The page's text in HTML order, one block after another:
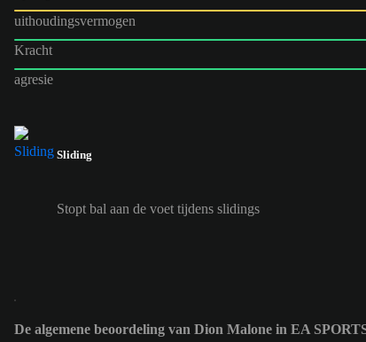
uithoudingsvermogen
Kracht
agresie
Sliding
Stopt bal aan de voet tijdens slidings
De algemene beoordeling van Dion Malone in EA